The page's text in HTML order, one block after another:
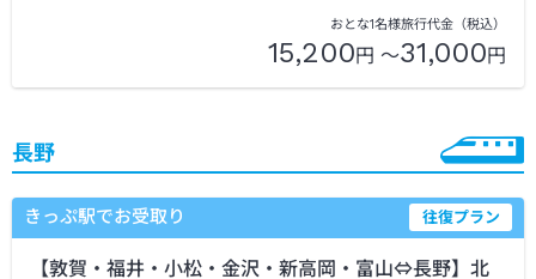
おとな1名様旅行代金（税込）
15,200円 ～31,000円
長野
きっぷ駅でお受取り 往復プラン
【敦賀・福井・小松・金沢・新高岡・富山⇔長野】北